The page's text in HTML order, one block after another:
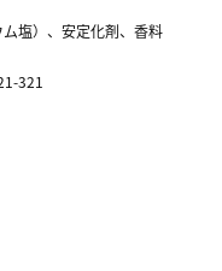
塩）、安定化剤、香料
321